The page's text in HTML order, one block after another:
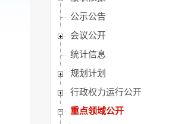
公示公告
会议公开
统计信息
规划计划
行政权力运行公开
重点领域公开